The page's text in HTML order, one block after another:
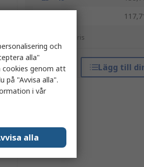
*vägledande pris
Lägg till
och
alla"
cookies genom att
på "Avvisa alla".
i vår
alla